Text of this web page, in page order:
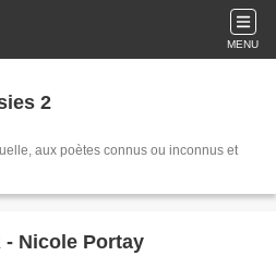
MENU
2
aux poètes connus ou inconnus et
- Nicole Portay